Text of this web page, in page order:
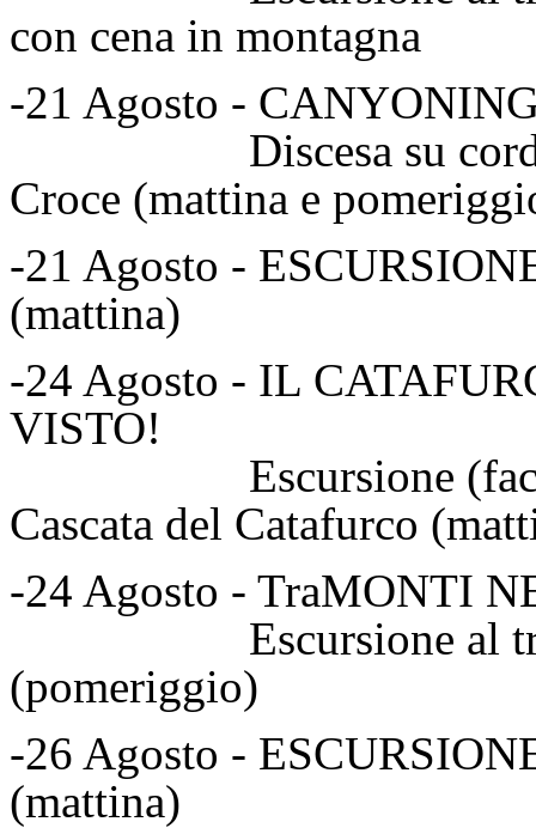
con cena in montagna
-21 Agosto -
Discesa su corda
Croce (mattina e
-21 Agosto -
(mattina)
-24 Agosto - IL
VISTO!
Escursione
Cascata del Catafurco
-24 Agosto - TraMONTI
Escursione al
(pomeriggio)
-26 Agosto -
(mattina)